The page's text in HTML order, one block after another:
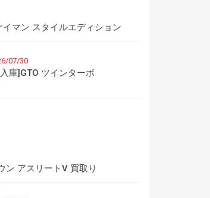
マン スタイルエディション
07/30
庫]GTO ツインターボ
ン アスリートV 買取り